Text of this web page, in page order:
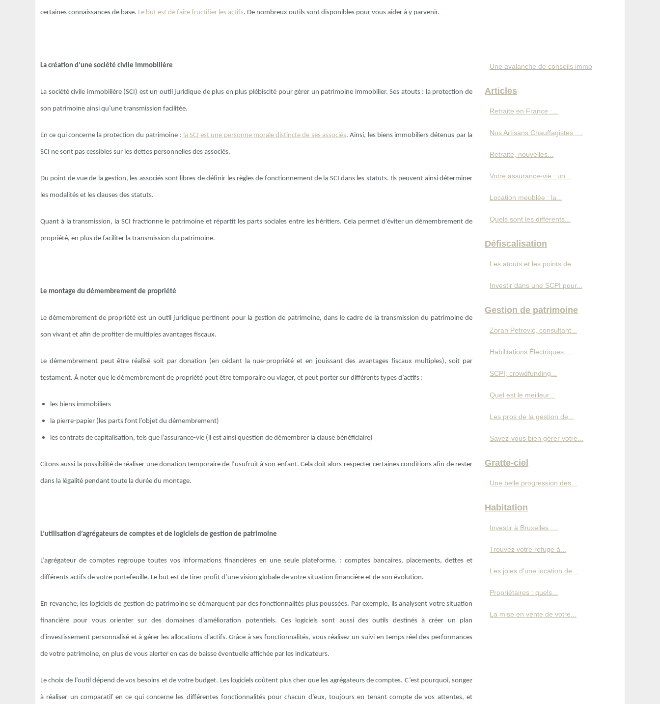
certaines connaissances de base. Le but est de faire fructifier les actifs. De nombreux outils sont disponibles pour vous aider à y parvenir.
La création d’une société civile immobilière
La société civile immobilière (SCI) est un outil juridique de plus en plus plébiscité pour gérer un patrimoine immobilier. Ses atouts : la protection de
son patrimoine ainsi qu’une transmission facilitée.
En ce qui concerne la protection du patrimoine : la SCI est une personne morale distincte de ses associés. Ainsi, les biens immobiliers détenus par la
SCI ne sont pas cessibles sur les dettes personnelles des associés.
Du point de vue de la gestion, les associés sont libres de définir les règles de fonctionnement de la SCI dans les statuts. Ils peuvent ainsi déterminer
les modalités et les clauses des statuts.
Quant à la transmission, la SCI fractionne le patrimoine et répartit les parts sociales entre les héritiers. Cela permet d'éviter un démembrement de
propriété, en plus de faciliter la transmission du patrimoine.
Le montage du démembrement de propriété
Le démembrement de propriété est un outil juridique pertinent pour la gestion de patrimoine, dans le cadre de la transmission du patrimoine de
son vivant et afin de profiter de multiples avantages fiscaux.
Le démembrement peut être réalisé soit par donation (en cédant la nue-propriété et en jouissant des avantages fiscaux multiples), soit par
testament. À noter que le démembrement de propriété peut être temporaire ou viager, et peut porter sur différents types d’actifs :
les biens immobiliers
la pierre-papier (les parts font l’objet du démembrement)
les contrats de capitalisation, tels que l’assurance-vie (il est ainsi question de démembrer la clause bénéficiaire)
Citons aussi la possibilité de réaliser une donation temporaire de l’usufruit à son enfant. Cela doit alors respecter certaines conditions afin de rester
dans la légalité pendant toute la durée du montage.
L’utilisation d’agrégateurs de comptes et de logiciels de gestion de patrimoine
L’agrégateur de comptes regroupe toutes vos informations financières en une seule plateforme. : comptes bancaires, placements, dettes et
différents actifs de votre portefeuille. Le but est de tirer profit d’une vision globale de votre situation financière et de son évolution.
En revanche, les logiciels de gestion de patrimoine se démarquent par des fonctionnalités plus poussées. Par exemple, ils analysent votre situation
financière pour vous orienter sur des domaines d'amélioration potentiels. Ces logiciels sont aussi des outils destinés à créer un plan
d'investissement personnalisé et à gérer les allocations d'actifs. Grâce à ses fonctionnalités, vous réalisez un suivi en temps réel des performances
de votre patrimoine, en plus de vous alerter en cas de baisse éventuelle affichée par les indicateurs.
Le choix de l’outil dépend de vos besoins et de votre budget. Les logiciels coûtent plus cher que les agrégateurs de comptes. C’est pourquoi, songez
à réaliser un comparatif en ce qui concerne les différentes fonctionnalités pour chacun d’eux, toujours en tenant compte de vos attentes, et
Une avalanche de conseils immo
Articles
Retraite en France :...
Nos Artisans Chauffagistes :...
Retraite, nouvelles...
Votre assurance-vie : un...
Location meublée : la...
Quels sont les différents...
Défiscalisation
Les atouts et les points de...
Investir dans une SCPI pour...
Gestion de patrimoine
Zoran Petrovic, consultant...
Habilitations Électriques :...
SCPI, crowdfunding...
Quel est le meilleur...
Les pros de la gestion de...
Savez-vous bien gérer votre...
Gratte-ciel
Une belle progression des...
Habitation
Investir à Bruxelles :...
Trouvez votre refuge à...
Les joies d'une location de...
Propriétaires : quels...
La mise en vente de votre...